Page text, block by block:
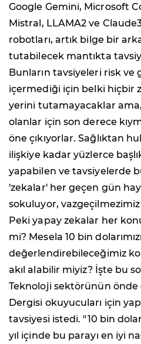
Google Gemini, Microsoft
Mistral, LLAMA2 ve
robotları, artık bilge bir
tutabilecek mantıkta
Bunların tavsiyeleri risk ve
içermediği için belki hiçbir
yerini tutamayacaklar ama,
olanlar için son derece
öne çıkıyorlar. Sağlıktan
ilişkiye kadar yüzlerce
yapabilen ve tavsiyelerde
'zekalar' her geçen gün
sokuluyor, vazgeçilmezimiz
Peki yapay zekalar her
mi? Mesela 10 bin
değerlendirebileceğimiz
akıl alabilir miyiz? İşte bu
Teknoloji sektörünün önde
Dergisi okuyucuları için
tavsiyesi istedi. "10 bin
yıl içinde bu parayı en iyi